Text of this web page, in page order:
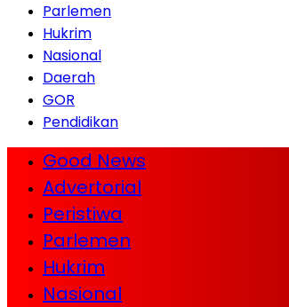
Parlemen
Hukrim
Nasional
Daerah
GOR
Pendidikan
Good News
Advertorial
Peristiwa
Parlemen
Hukrim
Nasional